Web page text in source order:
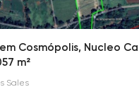
Cosmópolis, Nucleo
m²
Sales